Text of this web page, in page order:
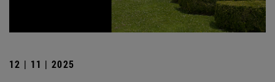
12 | 11 | 2025